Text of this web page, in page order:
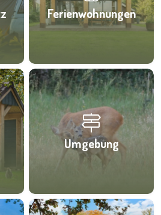
Ferienwohnungen
Umgebung